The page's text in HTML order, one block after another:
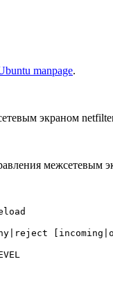
manpage.
экраном
межсетевым